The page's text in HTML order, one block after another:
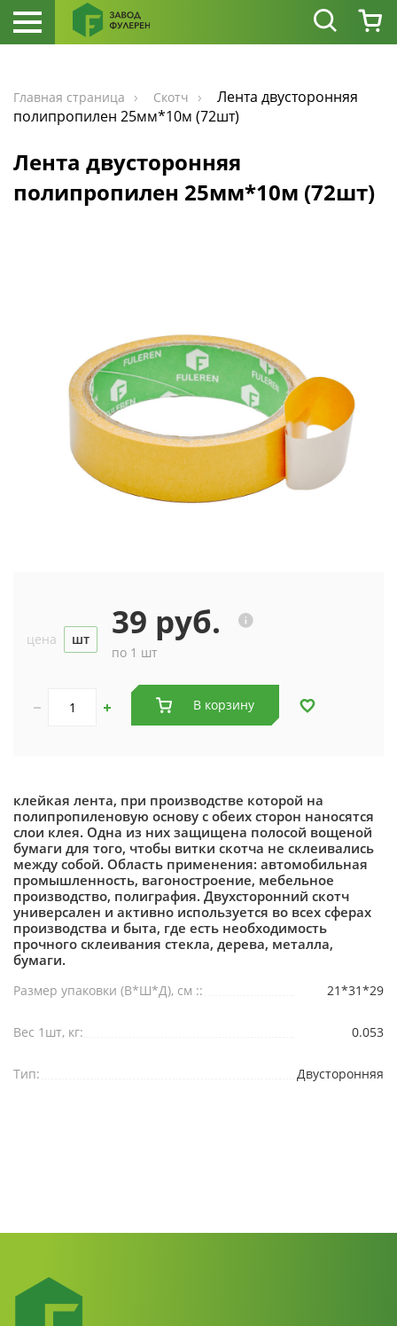
Главная страница Скотч
Лента двусторонняя
полипропилен 25мм*10м (72шт)
Лента двусторонняя
полипропилен 25мм*10м (72шт)
цена шт 39 руб.
по 1 шт
В корзину
клейкая лента, при производстве которой на
полипропиленовую основу с обеих сторон наносятся
слои клея. Одна из них защищена полосой вощеной
бумаги для того, чтобы витки скотча не склеивались
между собой. Область применения: автомобильная
промышленность, вагоностроение, мебельное
производство, полиграфия. Двухсторонний скотч
универсален и активно используется во всех сферах
производства и быта, где есть необходимость
прочного склеивания стекла, дерева, металла,
бумаги.
Размер упаковки (В*Ш*Д), см :: 21*31*29
Вес 1шт, кг: 0.053
Тип: Двусторонняя